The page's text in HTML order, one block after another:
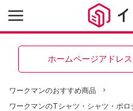
ホームページアドレ
ワークマンのおすすめ商品
ワークマンのTシャツ・シャツ・ポロ